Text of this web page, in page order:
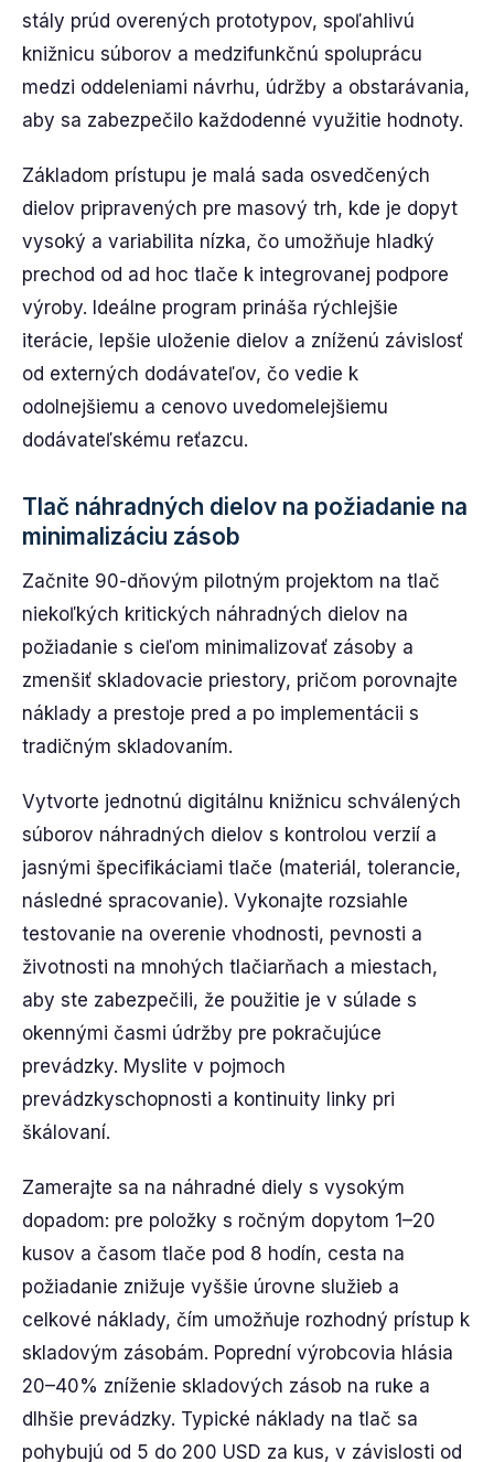
stály prúd overených prototypov, spoľahlivú
knižnicu súborov a medzifunkčnú spoluprácu
medzi oddeleniami návrhu, údržby a obstarávania,
aby sa zabezpečilo každodenné využitie hodnoty.
Základom prístupu je malá sada osvedčených
dielov pripravených pre masový trh, kde je dopyt
vysoký a variabilita nízka, čo umožňuje hladký
prechod od ad hoc tlače k integrovanej podpore
výroby. Ideálne program prináša rýchlejšie
iterácie, lepšie uloženie dielov a zníženú závislosť
od externých dodávateľov, čo vedie k
odolnejšiemu a cenovo uvedomelejšiemu
dodávateľskému reťazcu.
Tlač náhradných dielov na požiadanie na
minimalizáciu zásob
Začnite 90-dňovým pilotným projektom na tlač
niekoľkých kritických náhradných dielov na
požiadanie s cieľom minimalizovať zásoby a
zmenšiť skladovacie priestory, pričom porovnajte
náklady a prestoje pred a po implementácii s
tradičným skladovaním.
Vytvorte jednotnú digitálnu knižnicu schválených
súborov náhradných dielov s kontrolou verzií a
jasnými špecifikáciami tlače (materiál, tolerancie,
následné spracovanie). Vykonajte rozsiahle
testovanie na overenie vhodnosti, pevnosti a
životnosti na mnohých tlačiarňach a miestach,
aby ste zabezpečili, že použitie je v súlade s
okennými časmi údržby pre pokračujúce
prevádzky. Myslite v pojmoch
prevádzkyschopnosti a kontinuity linky pri
škálovaní.
Zamerajte sa na náhradné diely s vysokým
dopadom: pre položky s ročným dopytom 1–20
kusov a časom tlače pod 8 hodín, cesta na
požiadanie znižuje vyššie úrovne služieb a
celkové náklady, čím umožňuje rozhodný prístup k
skladovým zásobám. Poprední výrobcovia hlásia
20–40% zníženie skladových zásob na ruke a
dlhšie prevádzky. Typické náklady na tlač sa
pohybujú od 5 do 200 USD za kus, v závislosti od